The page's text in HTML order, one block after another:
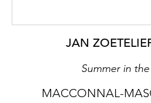
JAN
Summer in
MACCONNAL-